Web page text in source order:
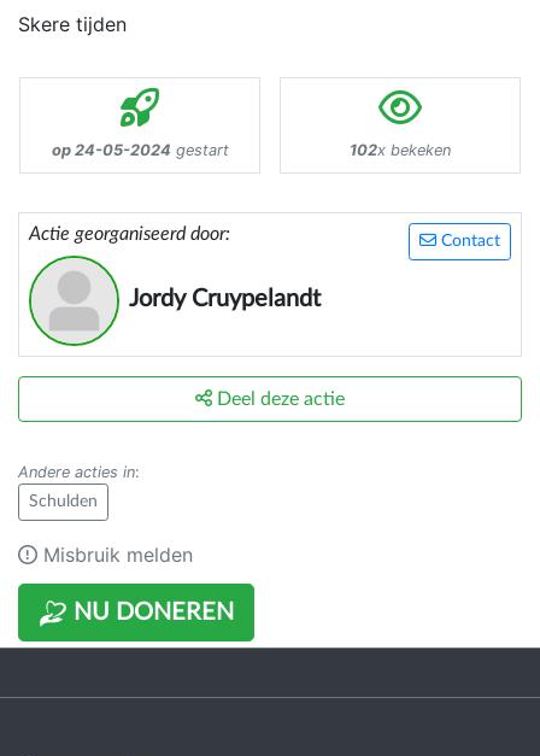
Skere tijden
op 24-05-2024 gestart 102x bekeken
Contact
Actie georganiseerd door:
Jordy Cruypelandt
NU DONEREN
Deel deze actie
Andere acties in:
Schulden
Misbruik melden